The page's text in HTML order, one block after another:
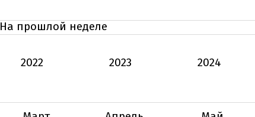
На прошлой неделе
2022 2023 2024